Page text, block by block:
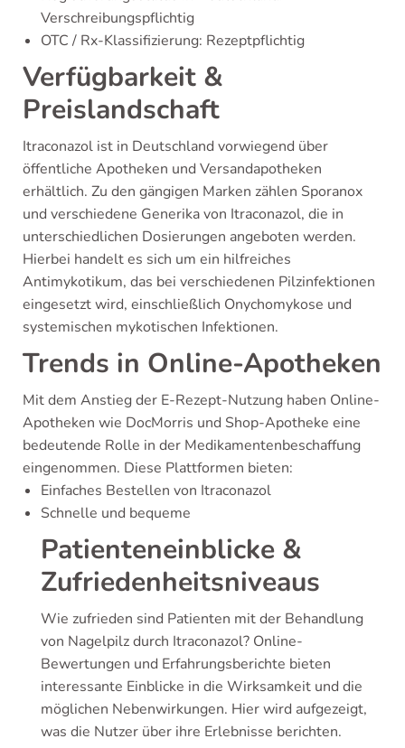
Verschreibungspflichtig
OTC / Rx-Klassifizierung: Rezeptpflichtig
Verfügbarkeit &
Preislandschaft
Itraconazol ist in Deutschland vorwiegend über
öffentliche Apotheken und Versandapotheken
erhältlich. Zu den gängigen Marken zählen Sporanox
und verschiedene Generika von Itraconazol, die in
unterschiedlichen Dosierungen angeboten werden.
Hierbei handelt es sich um ein hilfreiches
Antimykotikum, das bei verschiedenen Pilzinfektionen
eingesetzt wird, einschließlich Onychomykose und
systemischen mykotischen Infektionen.
Trends in Online-Apotheken
Mit dem Anstieg der E-Rezept-Nutzung haben Online-
Apotheken wie DocMorris und Shop-Apotheke eine
bedeutende Rolle in der Medikamentenbeschaffung
eingenommen. Diese Plattformen bieten:
Einfaches Bestellen von Itraconazol
Schnelle und bequeme
Patienteneinblicke &
Zufriedenheitsniveaus
Wie zufrieden sind Patienten mit der Behandlung
von Nagelpilz durch Itraconazol? Online-
Bewertungen und Erfahrungsberichte bieten
interessante Einblicke in die Wirksamkeit und die
möglichen Nebenwirkungen. Hier wird aufgezeigt,
was die Nutzer über ihre Erlebnisse berichten.